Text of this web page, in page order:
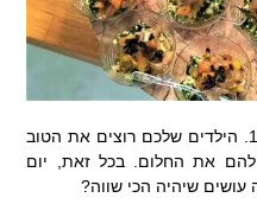
לא משנה אם זה יום הולדת 6 או 16. הילדים שלכם רוצים את הטוב
את החלום. בכל זאת, יום
שיהיה הכי שווה?